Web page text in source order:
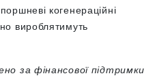
когенераційні
вироблятимуть
за фінансової підтримки